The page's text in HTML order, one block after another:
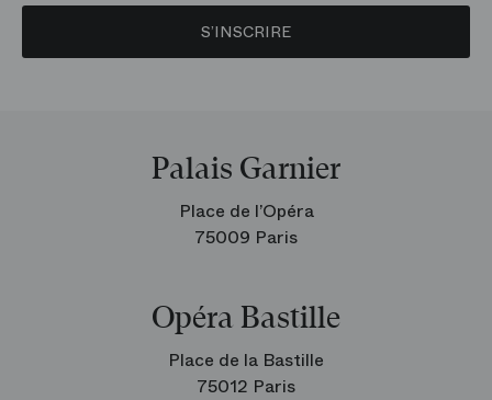
S’INSCRIRE
Palais Garnier
Place de l’Opéra
75009 Paris
Opéra Bastille
Place de la Bastille
75012 Paris